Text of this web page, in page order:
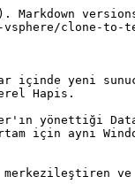
vsphere/clone-
içinde yeni
Hapis.
yönettiği
aynı
ve